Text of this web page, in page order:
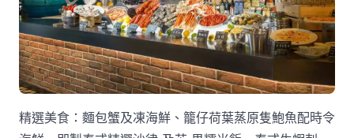
精選美食：麵包蟹及凍海鮮、籠仔荷葉蒸原隻鮑魚配時令